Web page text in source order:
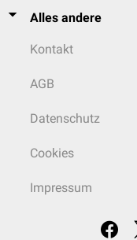
Alles andere
Kontakt
AGB
Datenschutz
Cookies
Impressum